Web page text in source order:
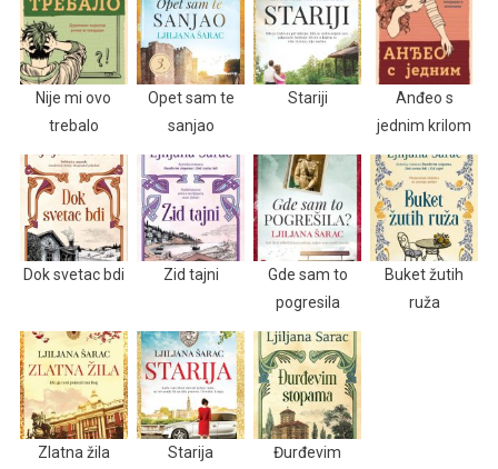
Nije mi ovo
trebalo
Opet sam te
sanjao
Stariji
Anđeo s
jednim krilom
Dok svetac bdi Zid tajni
Gde sam to
pogresila
Buket žutih
ruža
Zlatna žila Starija
Đurđevim